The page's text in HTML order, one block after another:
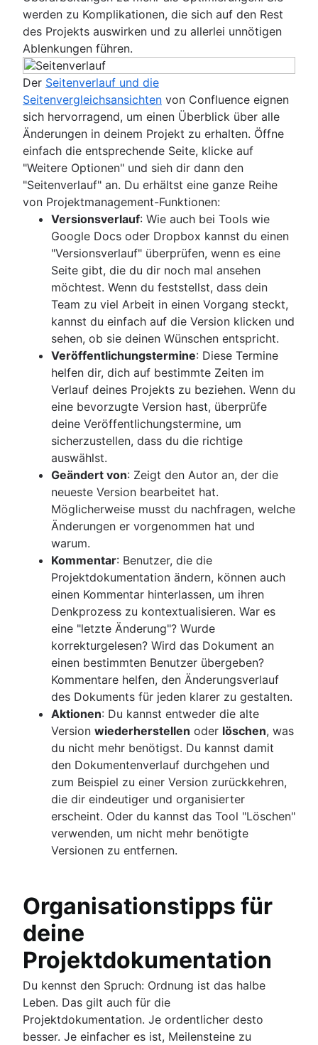
werden zu Komplikationen, die sich auf den Rest
des Projekts auswirken und zu allerlei unnötigen
Ablenkungen führen.
Der Seitenverlauf und die
Seitenvergleichsansichten von Confluence eignen
sich hervorragend, um einen Überblick über alle
Änderungen in deinem Projekt zu erhalten. Öffne
einfach die entsprechende Seite, klicke auf
"Weitere Optionen" und sieh dir dann den
"Seitenverlauf" an. Du erhältst eine ganze Reihe
von Projektmanagement-Funktionen:
Versionsverlauf: Wie auch bei Tools wie
Google Docs oder Dropbox kannst du einen
"Versionsverlauf" überprüfen, wenn es eine
Seite gibt, die du dir noch mal ansehen
möchtest. Wenn du feststellst, dass dein
Team zu viel Arbeit in einen Vorgang steckt,
kannst du einfach auf die Version klicken und
sehen, ob sie deinen Wünschen entspricht.
Veröffentlichungstermine: Diese Termine
helfen dir, dich auf bestimmte Zeiten im
Verlauf deines Projekts zu beziehen. Wenn du
eine bevorzugte Version hast, überprüfe
deine Veröffentlichungstermine, um
sicherzustellen, dass du die richtige
auswählst.
Geändert von: Zeigt den Autor an, der die
neueste Version bearbeitet hat.
Möglicherweise musst du nachfragen, welche
Änderungen er vorgenommen hat und
warum.
Kommentar: Benutzer, die die
Projektdokumentation ändern, können auch
einen Kommentar hinterlassen, um ihren
Denkprozess zu kontextualisieren. War es
eine "letzte Änderung"? Wurde
korrekturgelesen? Wird das Dokument an
einen bestimmten Benutzer übergeben?
Kommentare helfen, den Änderungsverlauf
des Dokuments für jeden klarer zu gestalten.
Aktionen: Du kannst entweder die alte
Version wiederherstellen oder löschen, was
du nicht mehr benötigst. Du kannst damit
den Dokumentenverlauf durchgehen und
zum Beispiel zu einer Version zurückkehren,
die dir eindeutiger und organisierter
erscheint. Oder du kannst das Tool "Löschen"
verwenden, um nicht mehr benötigte
Versionen zu entfernen.
Organisationstipps für
deine
Projektdokumentation
Du kennst den Spruch: Ordnung ist das halbe
Leben. Das gilt auch für die
Projektdokumentation. Je ordentlicher desto
besser. Je einfacher es ist, Meilensteine zu